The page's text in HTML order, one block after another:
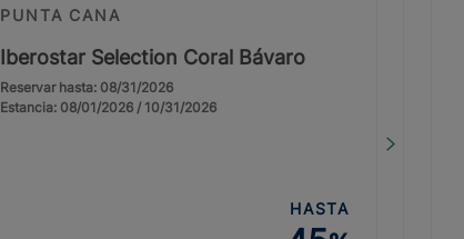
PUNTA CANA
Iberostar Selection Coral Bávaro
Reservar hasta: 08/31/2026
Estancia: 08/01/2026 / 10/31/2026
HASTA